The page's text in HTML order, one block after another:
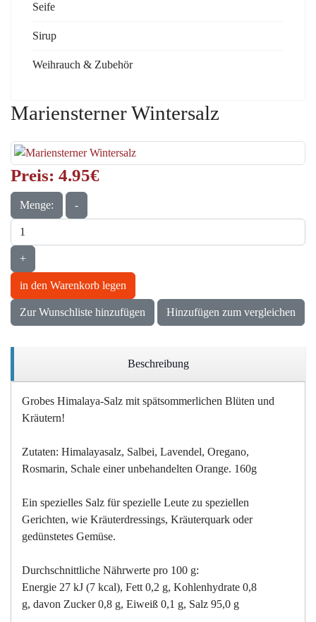
Seife
Sirup
Weihrauch & Zubehör
Mariensterner Wintersalz
Preis: 4.95‎€
Menge: -
+
in den Warenkorb legen
Zur Wunschliste hinzufügen Hinzufügen zum vergleichen
Beschreibung
Grobes Himalaya-Salz mit spätsommerlichen Blüten und
Kräutern!
Zutaten: Himalayasalz, Salbei, Lavendel, Oregano,
Rosmarin, Schale einer unbehandelten Orange. 160g
Ein spezielles Salz für spezielle Leute zu speziellen
Gerichten, wie Kräuterdressings, Kräuterquark oder
gedünstetes Gemüse.
Durchschnittliche Nährwerte pro 100 g:
Energie 27 kJ (7 kcal), Fett 0,2 g, Kohlenhydrate 0,8
g, davon Zucker 0,8 g, Eiweiß 0,1 g, Salz 95,0 g